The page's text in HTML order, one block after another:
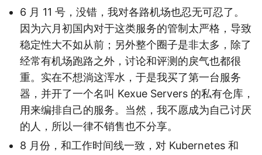
6 月 11 号，没错，我对各路机场也忍无可忍了。
因为六月初国内对于这类服务的管制太严格，导致
稳定性大不如从前；另外整个圈子是非太多，除了
经常有机场跑路之外，讨论和评测的戾气也都很
重。实在不想淌这浑水，于是我买了第一台服务
器，并开了一个名叫 Kexue Servers 的私有仓库，
用来编排自己的服务。当然，我不愿成为自己讨厌
的人，所以一律不销售也不分享。
8 月份，和工作时间线一致，对 Kubernetes 和